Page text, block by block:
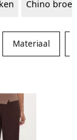
lichte blouse en
iedereen
met een bruine
Chino
Materiaal